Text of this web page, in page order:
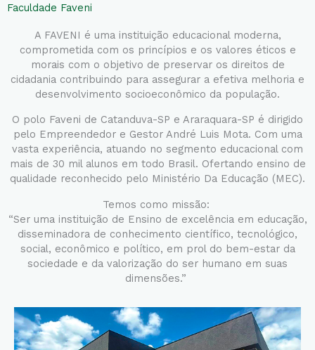
Faculdade Faveni
A FAVENI é uma instituição educacional moderna,
comprometida com os princípios e os valores éticos e
morais com o objetivo de preservar os direitos de
cidadania contribuindo para assegurar a efetiva melhoria e
desenvolvimento socioeconômico da população.
O polo Faveni de Catanduva-SP e Araraquara-SP é dirigido
pelo Empreendedor e Gestor André Luis Mota. Com uma
vasta experiência, atuando no segmento educacional com
mais de 30 mil alunos em todo Brasil. Ofertando ensino de
qualidade reconhecido pelo Ministério Da Educação (MEC).
Temos como missão:
“Ser uma instituição de Ensino de excelência em educação,
disseminadora de conhecimento científico, tecnológico,
social, econômico e político, em prol do bem-estar da
sociedade e da valorização do ser humano em suas
dimensões.”